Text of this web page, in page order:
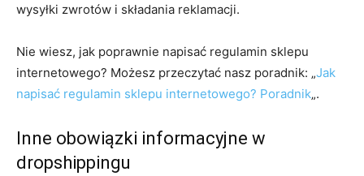
wysyłki zwrotów i składania reklamacji.
Nie wiesz, jak poprawnie napisać regulamin sklepu
internetowego? Możesz przeczytać nasz poradnik: „Jak
napisać regulamin sklepu internetowego? Poradnik„.
Inne obowiązki informacyjne w
dropshippingu